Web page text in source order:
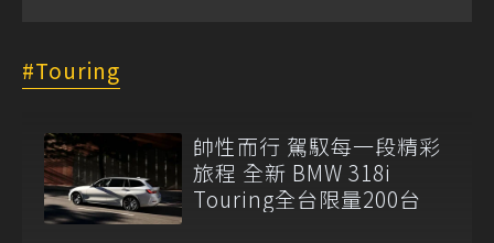
Touring
帥性而行 駕馭每一段精彩
旅程 全新 BMW 318i
Touring全台限量200台